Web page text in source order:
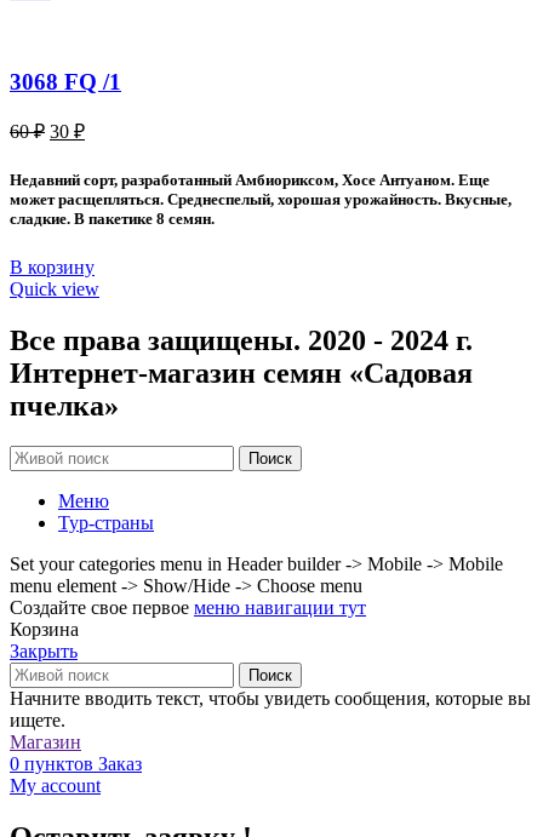
3068 FQ /1
60₽ Первоначальная
составляла
60 ₽.
30 ₽Текущая
30 ₽.
Недавний сорт, разработанный Амбиориксом, Хосе Антуаном. Еще
может расщепляться. Среднеспелый, хорошая урожайность. Вкусные,
сладкие. В пакетике 8 семян.
В корзину
Quick view
Все права защищены. 2020 - 2024 г.
Интернет-магазин семян «Садовая
пчелка»
Поиск
Меню
Тур-страны
Set your categories menu in Header builder -> Mobile -> Mobile
menu element -> Show/Hide -> Choose menu
Создайте свое первое меню навигации тут
Корзина
Закрыть
Поиск
Начните вводить текст, чтобы увидеть сообщения, которые вы
ищете.
Магазин
0 пунктов Заказ
My account